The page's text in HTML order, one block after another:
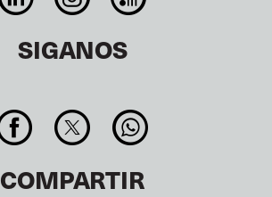
SIGANOS
COMPARTIR